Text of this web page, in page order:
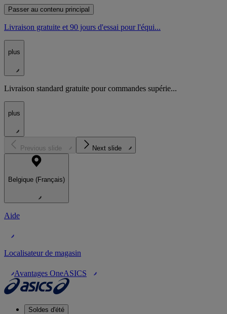
Passer au contenu principal
Livraison gratuite et 90 jours d'essai pour l'équi...
plus
Livraison standard gratuite pour commandes supérie...
plus
Previous slide Next slide
Belgique (Français)
Aide
Localisateur de magasin
Avantages OneASICS
Soldes d'été